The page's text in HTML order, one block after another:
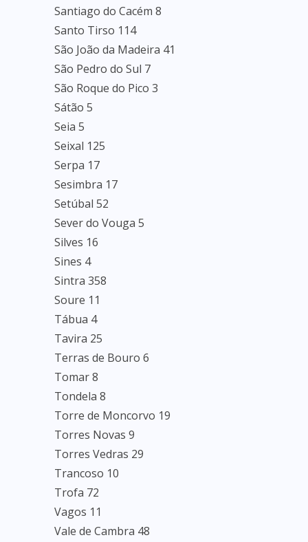
Santiago do Cacém 8
Santo Tirso 114
São João da Madeira 41
São Pedro do Sul 7
São Roque do Pico 3
Sátão 5
Seia 5
Seixal 125
Serpa 17
Sesimbra 17
Setúbal 52
Sever do Vouga 5
Silves 16
Sines 4
Sintra 358
Soure 11
Tábua 4
Tavira 25
Terras de Bouro 6
Tomar 8
Tondela 8
Torre de Moncorvo 19
Torres Novas 9
Torres Vedras 29
Trancoso 10
Trofa 72
Vagos 11
Vale de Cambra 48